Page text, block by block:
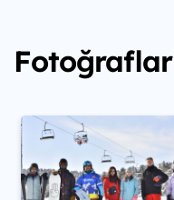
Fotoğraflar